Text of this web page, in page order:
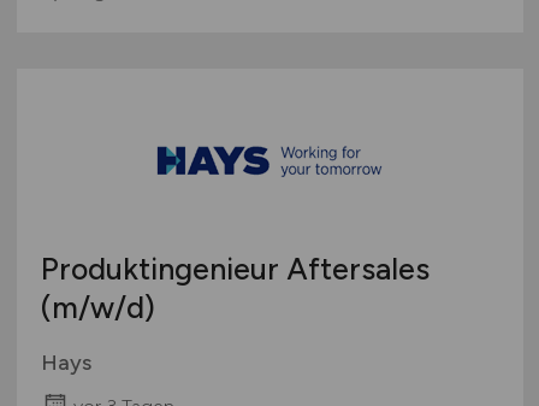
Produktingenieur Aftersales
(m/w/d)
Hays